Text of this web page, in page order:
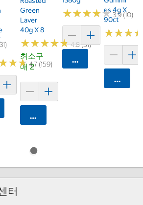
★★
★★ 4.7 (159)
담기
Green
Laver
40g X 8
★★★★★
★★★★★4.8 (51)
최소구
매 2
카트에 담기
★★★★★
★★★★★ 3.9 (10)
카트에 담기
Es 4g X
90ct
★★★
★★★
카트에
터